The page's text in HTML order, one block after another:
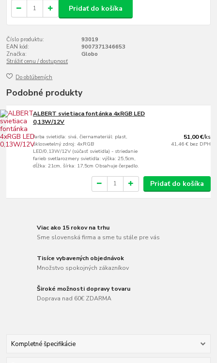
Pridať do košíka
Číslo produktu:
93019
EAN kód:
9007371346653
Značka:
Globo
Strážiť cenu / dostupnosť
Do obľúbených
Podobné produkty
ALBERT svietiaca fontánka 4xRGB LED
0,13W/12V
farba svietidla: sivá, čiernamateriál: plast,
sklosvetelný zdroj: 4xRGB
LED/0,13W/12V (súčasť svietidla) - striedanie
farieb svetlarozmery svietidla: výška: 25,5cm,
dĺžka: 21cm, šírka: 17,5cm Obsahuje čerpadlo.
51,00 €/ks
41,46 € bez DPH
Pridať do košíka
Viac ako 15 rokov na trhu
Sme slovenská firma a sme tu stále pre vás
Tisíce vybavených objednávok
Množstvo spokojných zákazníkov
Široké možnosti dopravy tovaru
Doprava nad 60€ ZDARMA
Kompletné špecifikácie